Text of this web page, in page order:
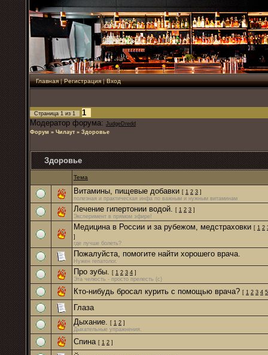
Главная|Регистрация|Вход
Страница 1 из 1
1
Модератор форума: JudgeDredd
Форум » Чилаут » Здоровье
Здоровье
Тема
Витамины, пищевые добавки [ 1 2 3 ]
полезная и практическая инфа по важным и нужным витаминам
Лечение гипертонии водой. [ 1 2 3 ]
Эксперимент в прямом эфире!
Медицина в России и за рубежом, медстраховки [ 1 2
]
где лучше болеть?
Пожалуйста, помогите найти хорошего врача.
Нужен гепатолог.
Про зубы. [ 1 2 3 4 ]
Эта челюсть - просто прелесть (с)
Кто-нибудь бросал курить с помощью врача? [ 1 2 3 4 5
Глаза
Дыхание. [ 1 2 ]
Дыхательные упражнения.
Спина [ 1 2 ]